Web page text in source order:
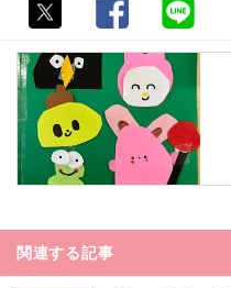
関連する記事